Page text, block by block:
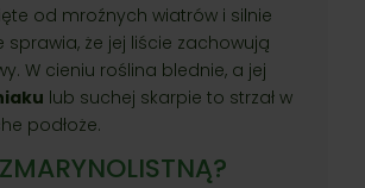
od mroźnych wiatrów i silnie
że jej liście zachowują
W cieniu roślina blednie, a jej
lub suchej skarpie to strzał w
podłoże.